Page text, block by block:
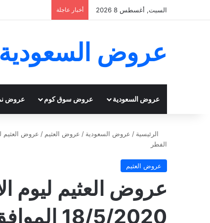
السبت, أغسطس 8 2026 أخبار عاجلة
عروض السعودية
عروض السعودية عروض سوق كوم عروض
الرئيسية / عروض السعودية / عروض العثيم /
الفطر
عروض العثيم
عروض العثيم ليوم